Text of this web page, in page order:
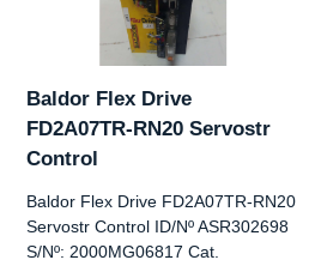
Baldor Flex Drive
FD2A07TR-RN20 Servostr
Control
Baldor Flex Drive FD2A07TR-RN20
Servostr Control ID/Nº ASR302698
S/Nº: 2000MG06817 Cat.